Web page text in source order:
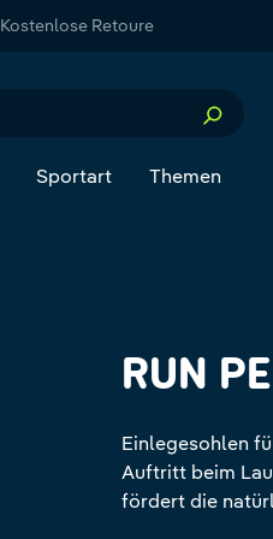
Kostenlose Retoure
Sportart Themen
RUN
Einlegesohlen
Auftritt beim
fördert die